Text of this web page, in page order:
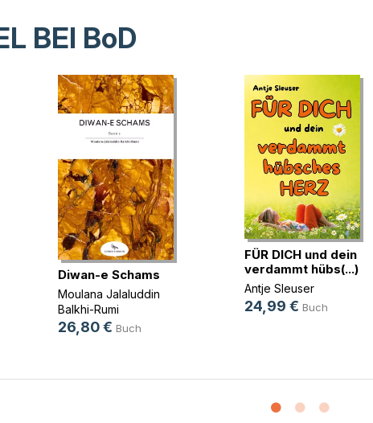
BEI BoD
Diwan-e Schams
Moulana Jalaluddin
Balkhi-Rumi
26,80 € Buch
FÜR DICH und dein
verdammt hübs(...)
Antje Sleuser
24,99 € Buch